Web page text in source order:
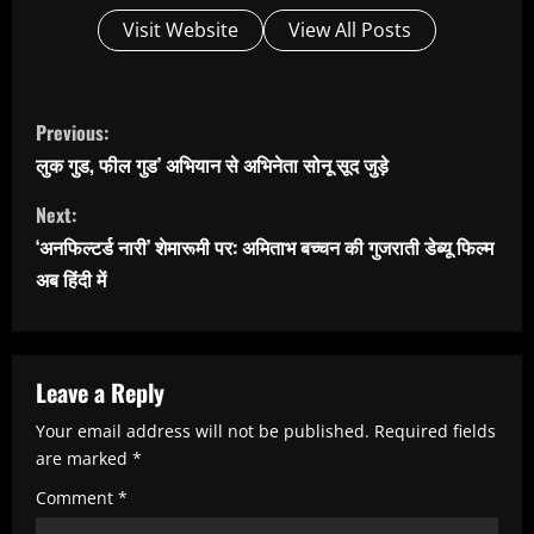
Visit Website View All Posts
C
o
n
t
i
e
R
e
a
Previous:
लुक गुड, फील गुड’ अभियान से अभिनेता सोनू सूद जुड़े
Next:
‘अनफिल्टर्ड नारी’ शेमारूमी पर: अमिताभ बच्चन की गुजराती डेब्यू फिल्म
अब हिंदी में
Leave a Reply
Your email address will not be published. Required fields
are marked *
Comment *